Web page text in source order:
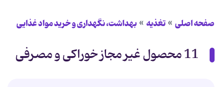
صفحه اصلی تغذیه بهداشت، نگهداری و خرید مواد غذایی
11 محصول غیر مجاز خوراکی و مصرفی